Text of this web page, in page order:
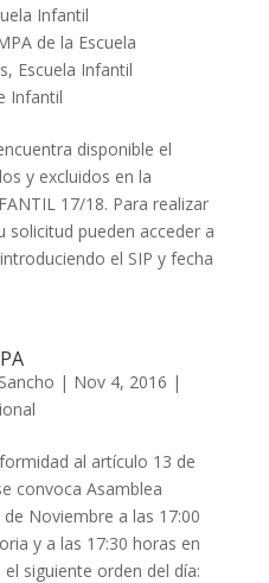
Infantil
de la Escuela
, Escuela Infantil
Infantil
disponible el
y excluidos en la
17/18. Para realizar
solicitud pueden acceder a
el SIP y fecha
| Nov 4, 2016 |
al artículo 13 de
convoca Asamblea
Noviembre a las 17:00
y a las 17:30 horas en
siguiente orden del día: